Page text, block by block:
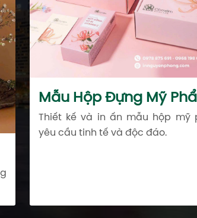
Mẫu Hộp Đựng Mỹ
Thiết kế và in ấn mẫu hộp mỹ
yêu cầu tinh tế và độc đáo.